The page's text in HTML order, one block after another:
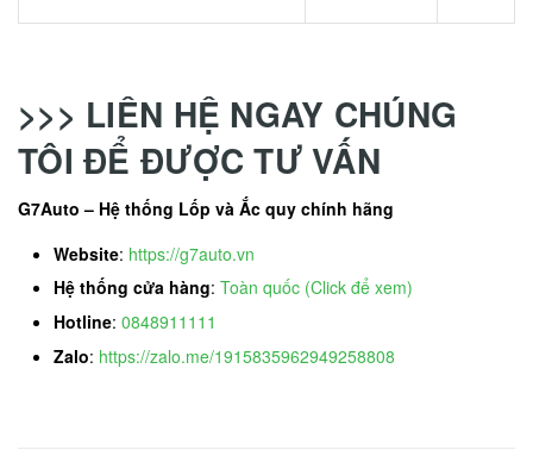
>>> LIÊN HỆ NGAY CHÚNG
TÔI ĐỂ ĐƯỢC TƯ VẤN
G7Auto – Hệ thống Lốp và Ắc quy chính hãng
Website: https://g7auto.vn
Hệ thống cửa hàng: Toàn quốc (Click để xem)
Hotline: 0848911111
Zalo: https://zalo.me/1915835962949258808